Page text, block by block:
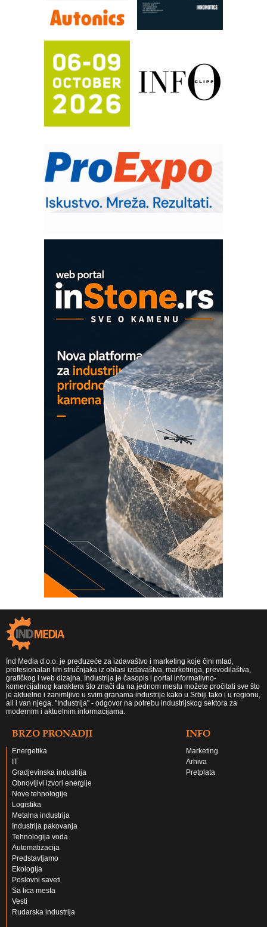
Efikasno upravljanje energijom
Automatizacija pakovanja · Display
Potpuna efikasnost bez složenih
sistema
Trajna oznaka kao dugoročna korist
Bezbednost na prvom mestu!
IB BLUMENAUER - više od 40 godina
poverenja u industriji
– Pametna signalizacija za efikasnije
upravljanje mašinama
Sigurnije ispitivanje transformatora u
solarnim elektranama i vetroparkovima
Pranje točkova na gradilištu- standard
Proizvodnja iC7 Hybrid 1500 VDC
COMBYPACK
EVOKS Maintenance Management
ROSA i SCHUNK podižu proizvodnju
Detekcija različitih oblika
Ind Media d.o.o. je preduzeće za izdavaštvo i marketing koje čini mlad,
profesionalan tim stručnjaka iz oblasi izdavaštva, marketinga, prevodilaštva,
grafičkog i web dizajna. Industrija je časopis i portal informativno-
komercijalnog karaktera što znači da na jednom mestu možete pročitati sve što
je aktuelno i zanimljivo u svim granama industrije kako u Srbiji tako i u regionu,
ali i van njega. "Industrija" - odgovor na potrebu industrijskog sektora za
modernim i aktuelnim informacijama.
BRZO PRONADJI
Energetika
IT
Gradjevinska industrija
Obnovljivi izvori energije
Nove tehnologije
Logistika
Metalna industrija
Industrija pakovanja
Tehnologija voda
Automatizacija
Predstavljamo
Ekologija
Poslovni saveti
Sa lica mesta
Vesti
Rudarska industrija
INFO
Marketing
Arhiva
Pretplata